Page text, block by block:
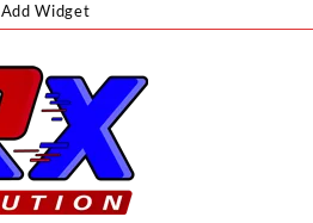
Add Widget